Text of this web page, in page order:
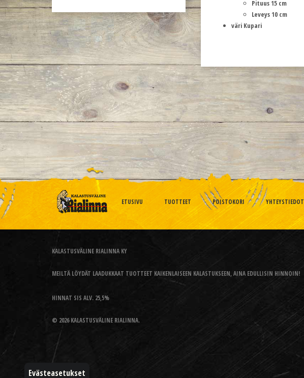
Pituus 15 cm
Leveys 10 cm
väri Kupari
ETUSIVU TUOTTEET POISTOKORI YHTEYSTIEDOT
KALASTUSVÄLINE RIALINNA KY
MEILTÄ LÖYDÄT LAADUKKAAT TUOTTEET KAIKENLAISEEN KALASTUKSEEN, AINA EDULLISIN HINNOIN!
HINNAT SIS ALV. 25,5%
© 2026 KALASTUSVÄLINE RIALINNA.
Evästeasetukset